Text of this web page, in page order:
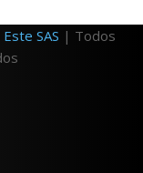
SAS | Todos